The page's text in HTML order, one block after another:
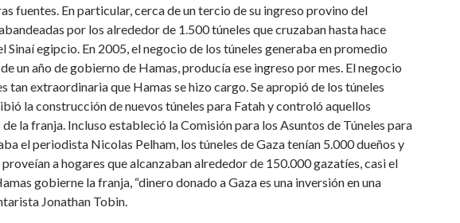
fuentes. En particular, cerca de un tercio de su ingreso provino del
por los alrededor de 1.500 túneles que cruzaban hasta hace
egipcio. En 2005, el negocio de los túneles generaba en promedio
un año de gobierno de Hamas, producía ese ingreso por mes. El negocio
extraordinaria que Hamas se hizo cargo. Se apropió de los túneles
la construcción de nuevos túneles para Fatah y controló aquellos
la franja. Incluso estableció la Comisión para los Asuntos de Túneles para
el periodista Nicolas Pelham, los túneles de Gaza tenían 5.000 dueños y
a hogares que alcanzaban alrededor de 150.000 gazatíes, casi el
gobierne la franja, “dinero donado a Gaza es una inversión en una
Jonathan Tobin.